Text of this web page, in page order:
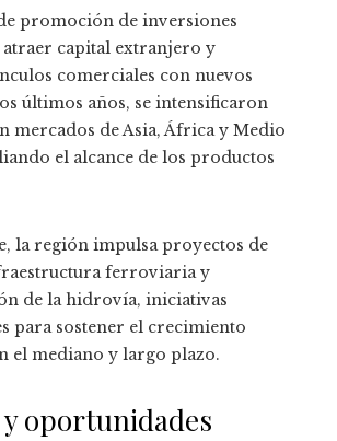
promoción de inversiones
capital extranjero y
comerciales con nuevos
últimos años, se intensificaron
mercados de Asia, África y Medio
el alcance de los productos
la región impulsa proyectos de
ferroviaria y
de la hidrovía, iniciativas
para sostener el crecimiento
el mediano y largo plazo.
y oportunidades